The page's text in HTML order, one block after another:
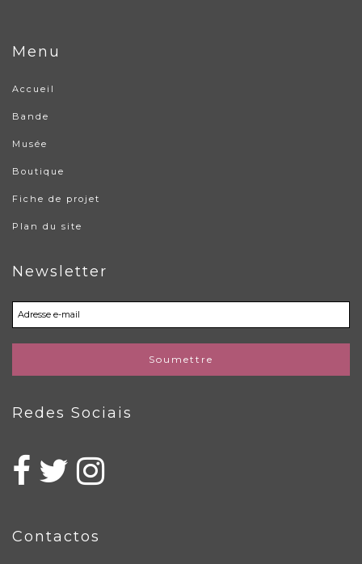
Menu
Accueil
Bande
Musée
Boutique
Fiche de projet
Plan du site
Newsletter
Soumettre
Redes Sociais
Contactos